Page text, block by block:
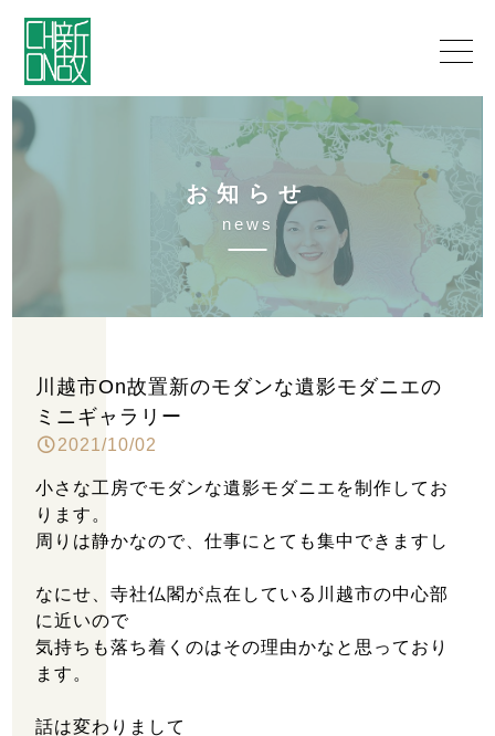
お 知 ら せ
new s
川越市On故置新のモダンな遺影モダニエの
ミニギャラリー
2021/10/02
小さな工房でモダンな遺影モダニエを制作してお
ります。
周りは静かなので、仕事にとても集中できますし
なにせ、寺社仏閣が点在している川越市の中心部
に近いので
気持ちも落ち着くのはその理由かなと思っており
ます。
話は変わりまして